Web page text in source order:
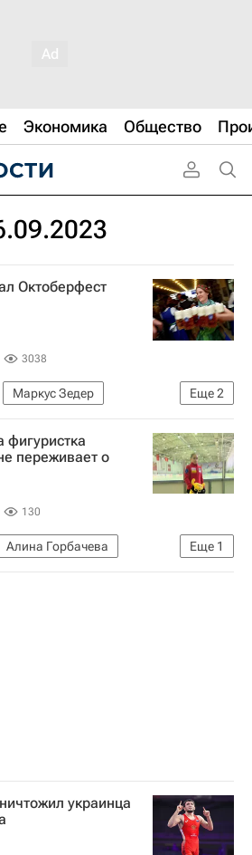
Экономика Общество
Октоберфест
3038
Еще2
Маркус Зедер
переживает о
130
Еще 1
Алина Горбачева
украинца